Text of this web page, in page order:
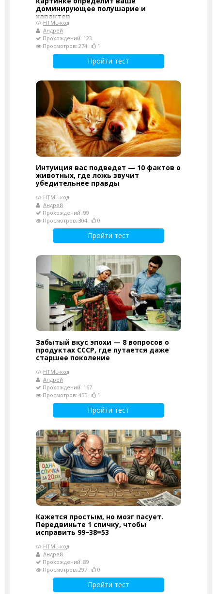
доминирующее полушарие и
характер
HTML-код
Андрей
Прохождений: 123
Просмотров: 274
1
Пройти тест
Интуиция вас подведет — 10 фактов о
животных, где ложь звучит
убедительнее правды
HTML-код
Андрей
Прохождений: 99
Просмотров: 304
0
Пройти тест
Забытый вкус эпохи — 8 вопросов о
продуктах СССР, где путается даже
старшее поколение
HTML-код
Андрей
Прохождений: 167
Просмотров: 455
1
Пройти тест
Кажется простым, но мозг пасует.
Передвиньте 1 спичку, чтобы
исправить 99−38=53
HTML-код
Андрей
Прохождений: 89
Просмотров: 297
0
Пройти тест